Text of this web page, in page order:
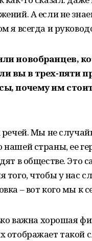
А если не
я всегда и
новобранцев,
вы в трех-пяти
почему им
Мы не
страны, ее
в обществе. Это
чтобы у нас
– вот кого мы к
важна хорошая
такой